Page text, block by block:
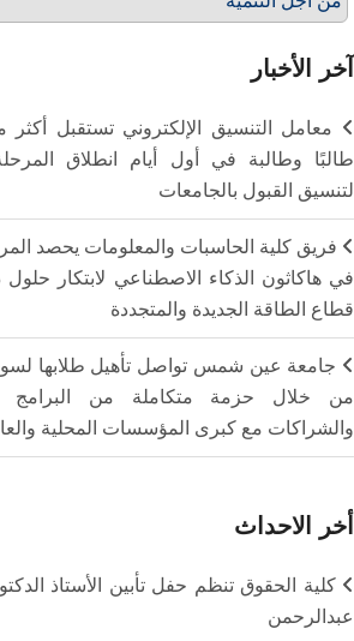
آخر الأخبار
طالبًا وطالبة في أول أيام انطلاق
لتنسيق القبول بالجامعات
فريق كلية الحاسبات والمعلومات يحصد
في هاكاثون الذكاء الاصطناعي لابتكار
قطاع الطاقة الجديدة والمتجددة
جامعة عين شمس تواصل تأهيل طلابها
من خلال حزمة متكاملة من البرامج
والشراكات مع كبرى المؤسسات المحلية
أخر الاحداث
كلية الحقوق تنظم حفل تأبين الأستاذ
عبدالرحمن